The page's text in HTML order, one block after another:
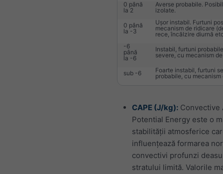
0 până
la 2
Averse probabile.
izolate.
0 până
la -3
Ușor instabil. Furtuni
mecanism de ridicare
rece, încălzire diurnă
-6
până
la -6
Instabil, furtuni
severe, cu mecanism
sub -6
Foarte instabil, furtuni
probabile, cu mecanism
CAPE (J/kg): Convective
Potential Energy este o
stabilității atmosferice
influențează formarea
convectivi profunzi
stratului limită. Valorile